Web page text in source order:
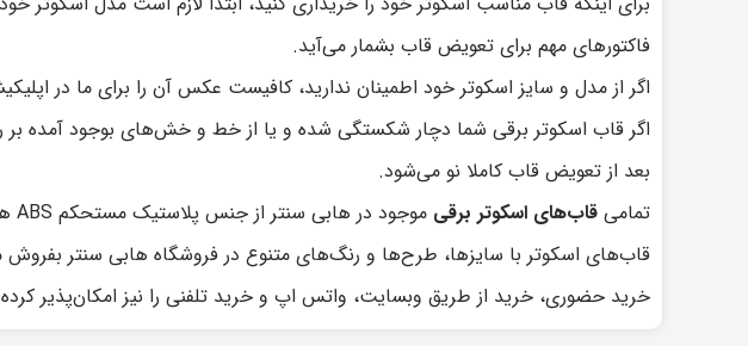
فاکتورهای مهم برای تعویض قاب بشمار می‌آید.
اگر از مدل و سایز اسکوتر خود اطمینان ندارید، کافیست عکس آن را برای ما در
اگر قاب اسکوتر برقی شما دچار شکستگی شده و یا از خط و خش‌های بوجود آمده
بعد از تعویض قاب کاملا نو می‌شود.
تمامی قاب‌های اسکوتر برقی موجود در هابی سنتر از جنس پلاستیک مستحکم ABS هستند. بنابراین با خیال راحت خرید کنید.
قاب‌های اسکوتر با سایز‌ها، طرح‌ها و رنگ‌های متنوع در فروشگاه هابی سنتر
خرید حضوری، خرید از طریق وبسایت، واتس اپ و خرید تلفنی را نیز امکان‌پذیر